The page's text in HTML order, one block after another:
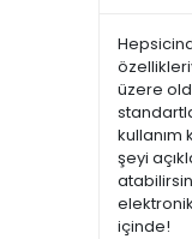
üzere
kullanım
şeyi
içinde!